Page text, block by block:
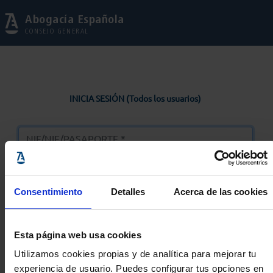
Consentimiento Detalles Acerca de las cookies
Esta página web usa cookies
Utilizamos cookies propias y de analítica para mejorar tu
experiencia de usuario. Puedes configurar tus opciones en
Abogacía Española
CONSEJO GENERAL
INICIA SESIÓN (Todos los usuarios)
Entrar
Solicitar Contraseña